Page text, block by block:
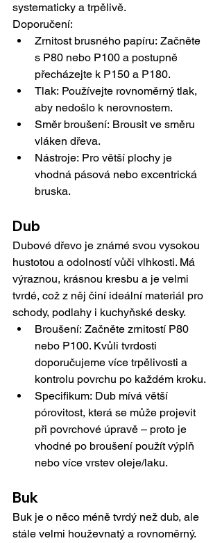
systematicky a trpělivě.
Doporučení:
Zrnitost brusného papíru: Začněte
s P80 nebo P100 a postupně
přecházejte k P150 a P180.
Tlak: Používejte rovnoměrný tlak,
aby nedošlo k nerovnostem.
Směr broušení: Brousit ve směru
vláken dřeva.
Nástroje: Pro větší plochy je
vhodná pásová nebo excentrická
bruska.
Dub
Dubové dřevo je známé svou vysokou
hustotou a odolností vůči vlhkosti. Má
výraznou, krásnou kresbu a je velmi
tvrdé, což z něj činí ideální materiál pro
schody, podlahy i kuchyňské desky.
Broušení: Začněte zrnitostí P80
nebo P100. Kvůli tvrdosti
doporučujeme více trpělivosti a
kontrolu povrchu po každém kroku.
Specifikum: Dub mívá větší
pórovitost, která se může projevit
při povrchové úpravě – proto je
vhodné po broušení použít výplň
nebo více vrstev oleje/laku.
Buk
Buk je o něco méně tvrdý než dub, ale
stále velmi houževnatý a rovnoměrný.